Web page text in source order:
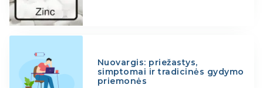
Nuovargis: priežastys,
simptomai ir tradicinės gydymo
priemonės